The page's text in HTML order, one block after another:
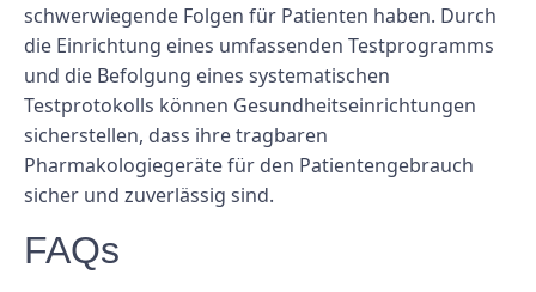
schwerwiegende Folgen für Patienten haben. Durch
die Einrichtung eines umfassenden Testprogramms
und die Befolgung eines systematischen
Testprotokolls können Gesundheitseinrichtungen
sicherstellen, dass ihre tragbaren
Pharmakologiegeräte für den Patientengebrauch
sicher und zuverlässig sind.
FAQs